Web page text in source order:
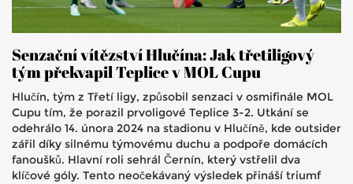
Senzační vítězství Hlučína: Jak třetiligový
tým překvapil Teplice v MOL Cupu
Hlučín, tým z Třetí ligy, způsobil senzaci v osmifinále MOL
Cupu tím, že porazil prvoligové Teplice 3-2. Utkání se
odehrálo 14. února 2024 na stadionu v Hlučíně, kde outsider
zářil díky silnému týmovému duchu a podpoře domácích
fanoušků. Hlavní roli sehrál Černín, který vstřelil dva
klíčové góly. Tento neočekávaný výsledek přináší triumf